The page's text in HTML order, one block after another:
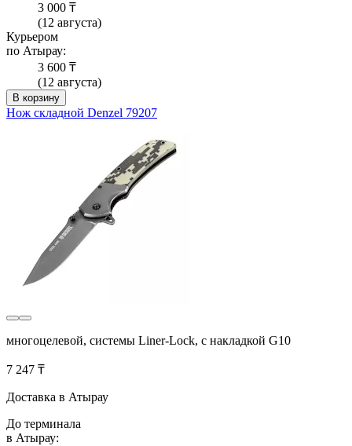
3 000 ₸
(12 августа)
Курьером
по Атырау:
3 600 ₸
(12 августа)
В корзину
Нож складной Denzel 79207
многоцелевой, системы Liner-Lock, с накладкой G10
7 247 ₸
Доставка в Атырау
До терминала
в Атырау: